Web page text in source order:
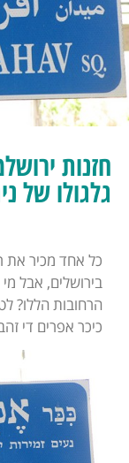
חזנות
גלגולו של
כל אחד מכיר את
בירושלים, אבל
הרחובות הללו?
כיכר אפרים די